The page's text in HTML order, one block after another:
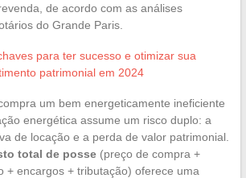
de acordo com as análises
do Grande Paris.
para ter sucesso e otimizar sua
patrimonial em 2024
um bem energeticamente ineficiente
energética assume um risco duplo: a
de locação e a perda de valor patrimonial.
total de posse(preço de compra +
+ encargos + tributação) oferece uma